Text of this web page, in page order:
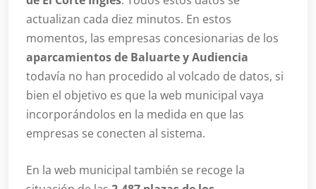
actualizan cada diez minutos. En estos
momentos, las empresas concesionarias de los
aparcamientos de Baluarte y Audiencia
todavía no han procedido al volcado de datos, si
bien el objetivo es que la web municipal vaya
incorporándolos en la medida en que las
empresas se conecten al sistema.
En la web municipal también se recoge la